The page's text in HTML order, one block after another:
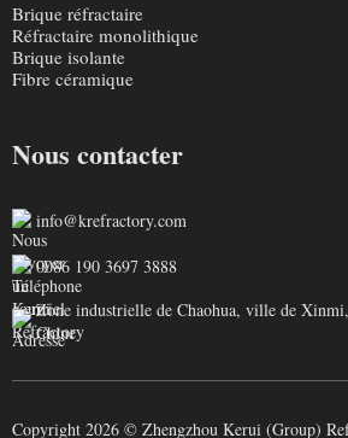
Brique réfractaire
Réfractaire monolithique
Brique isolante
Fibre céramique
Nous contacter
info@krefractory.com
0086 190 3697 3888
Zone industrielle de Chaohua, ville de
Chine
Copyright 2026 © Zhengzhou Kerui (Group)